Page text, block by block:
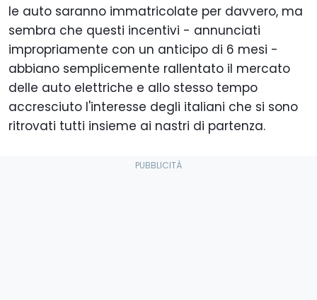
le auto saranno immatricolate per davvero, ma
sembra che questi incentivi - annunciati
impropriamente con un anticipo di 6 mesi -
abbiano semplicemente rallentato il mercato
delle auto elettriche e allo stesso tempo
accresciuto l'interesse degli italiani che si sono
ritrovati tutti insieme ai nastri di partenza.